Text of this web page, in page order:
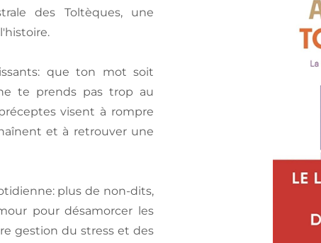
des Toltèques, une
que ton mot soit
te prends pas trop au
visent à rompre
et à retrouver une
plus de non-dits,
pour désamorcer les
gestion du stress et des